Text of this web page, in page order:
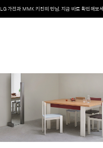
LG 가전과 MMK 키친의 만남. 지금 바로 확인해보세